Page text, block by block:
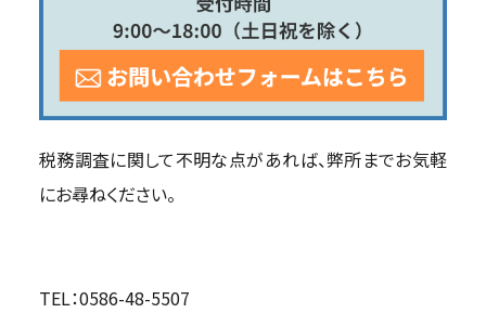
税務調査に関して不明な点があれば、弊所までお気軽
にお尋ねください。
TEL：0586-48-5507